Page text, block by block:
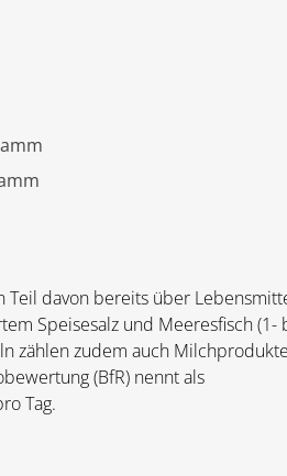
Teil davon bereits über
Speisesalz und Meeresfisch (1-
zählen zudem auch
(BfR) nennt als
Tag.